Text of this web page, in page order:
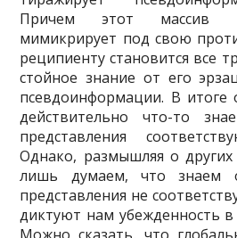
Причем этот массив
мимикрирует под свою
реципиенту становится все
стойное знание от его
псевдоинформации. В
действительно что-то
представления
Однако, размышляя о других
лишь думаем, что знаем
представления не
диктуют нам убежденность в